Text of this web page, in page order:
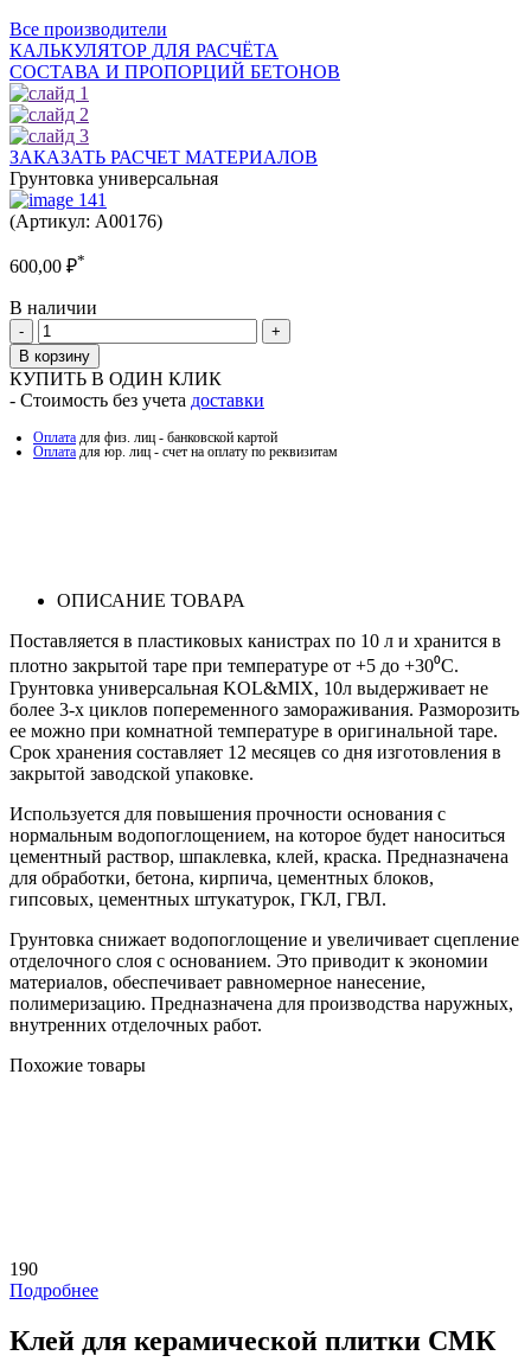
Все производители
КАЛЬКУЛЯТОР ДЛЯ РАСЧЁТА
СОСТАВА И ПРОПОРЦИЙ БЕТОНОВ
ЗАКАЗАТЬ РАСЧЕТ МАТЕРИАЛОВ
Грунтовка универсальная
(Артикул: A00176)
600,00 ₽*
В наличии
Количество
В корзину
КУПИТЬ В ОДИН КЛИК
- Стоимость без учета доставки
Оплата для физ. лиц - банковской картой
Оплата для юр. лиц - счет на оплату по реквизитам
ОПИСАНИЕ ТОВАРА
Поставляется в пластиковых канистрах по 10 л и хранится в
плотно закрытой таре при температуре от +5 до +30⁰С.
Грунтовка универсальная KOL&MIX, 10л выдерживает не
более 3-х циклов попеременного замораживания. Разморозить
ее можно при комнатной температуре в оригинальной таре.
Срок хранения составляет 12 месяцев со дня изготовления в
закрытой заводской упаковке.
Используется для повышения прочности основания с
нормальным водопоглощением, на которое будет наноситься
цементный раствор, шпаклевка, клей, краска. Предназначена
для обработки, бетона, кирпича, цементных блоков,
гипсовых, цементных штукатурок, ГКЛ, ГВЛ.
Грунтовка снижает водопоглощение и увеличивает сцепление
отделочного слоя с основанием. Это приводит к экономии
материалов, обеспечивает равномерное нанесение,
полимеризацию. Предназначена для производства наружных,
внутренних отделочных работ.
Похожие товары
190
Подробнее
Клей для керамической плитки СМК